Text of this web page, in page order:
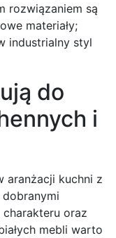
rozwiązaniem są
materiały;
industrialny styl
do
i
aranżacji kuchni z
charakteru oraz
mebli warto